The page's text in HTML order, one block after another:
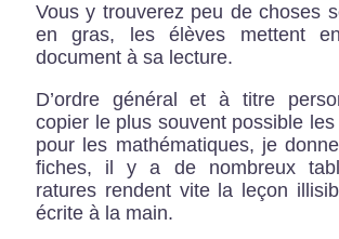
Vous y trouverez peu de choses
en gras, les élèves mettent
document à sa lecture.
D’ordre général et à titre
copier le plus souvent possible
pour les mathématiques, je
fiches, il y a de nombreux
ratures rendent vite la leçon
écrite à la main.